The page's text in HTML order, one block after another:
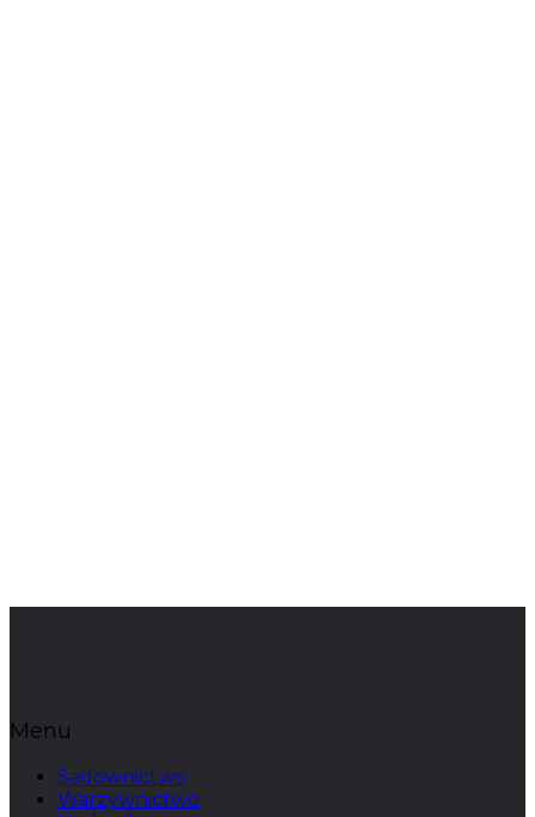
Menu
Sadownictwo
Warzywnictwo